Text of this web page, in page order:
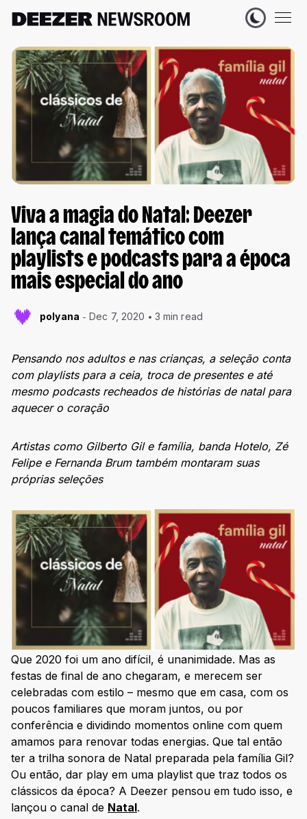
Viva a magia do Natal: Deezer
lança canal temático com
playlists e podcasts para a época
mais especial do ano
polyana Dec 7, 2020 3 min read
Pensando nos adultos e nas crianças, a seleção conta
com playlists para a ceia, troca de presentes e até
mesmo podcasts recheados de histórias de natal para
aquecer o coração
Artistas como Gilberto Gil e família, banda Hotelo, Zé
Felipe e Fernanda Brum também montaram suas
próprias seleções
Que 2020 foi um ano difícil, é unanimidade. Mas as
festas de final de ano chegaram, e merecem ser
celebradas com estilo – mesmo que em casa, com os
poucos familiares que moram juntos, ou por
conferência e dividindo momentos online com quem
amamos para renovar todas energias. Que tal então
ter a trilha sonora de Natal preparada pela família Gil?
Ou então, dar play em uma playlist que traz todos os
clássicos da época? A Deezer pensou em tudo isso, e
lançou o canal de Natal.